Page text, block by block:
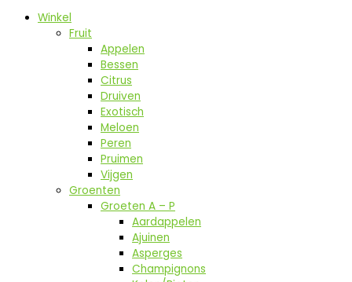
Winkel
Fruit
Appelen
Bessen
Citrus
Druiven
Exotisch
Meloen
Peren
Pruimen
Vijgen
Groenten
Groeten A – P
Aardappelen
Ajuinen
Asperges
Champignons